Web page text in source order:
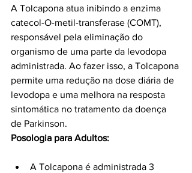
A Tolcapona atua inibindo a enzima
catecol-O-metil-transferase (COMT),
responsável pela eliminação do
organismo de uma parte da levodopa
administrada. Ao fazer isso, a Tolcapona
permite uma redução na dose diária de
levodopa e uma melhora na resposta
sintomática no tratamento da doença
de Parkinson.
Posologia para Adultos:
A Tolcapona é administrada 3